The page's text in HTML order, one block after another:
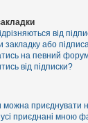
від
закладку або
на певний
від підписки?
можна приєднувати
приєднані мною